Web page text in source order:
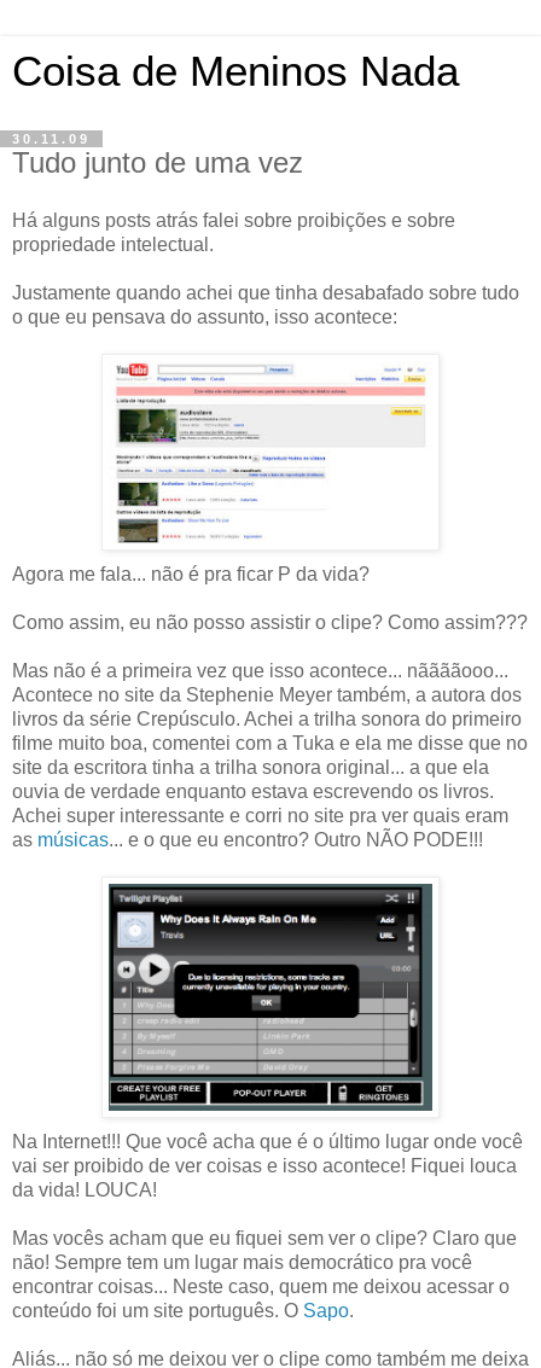
Coisa de Meninos Nada
30.11.09
Tudo junto de uma vez
Há alguns posts atrás falei sobre proibições e sobre
propriedade intelectual.
Justamente quando achei que tinha desabafado sobre tudo
o que eu pensava do assunto, isso acontece:
Agora me fala... não é pra ficar P da vida?
Como assim, eu não posso assistir o clipe? Como assim???
Mas não é a primeira vez que isso acontece... nããããooo...
Acontece no site da Stephenie Meyer também, a autora dos
livros da série Crepúsculo. Achei a trilha sonora do primeiro
filme muito boa, comentei com a Tuka e ela me disse que no
site da escritora tinha a trilha sonora original... a que ela
ouvia de verdade enquanto estava escrevendo os livros.
Achei super interessante e corri no site pra ver quais eram
as músicas... e o que eu encontro? Outro NÃO PODE!!!
Na Internet!!! Que você acha que é o último lugar onde você
vai ser proibido de ver coisas e isso acontece! Fiquei louca
da vida! LOUCA!
Mas vocês acham que eu fiquei sem ver o clipe? Claro que
não! Sempre tem um lugar mais democrático pra você
encontrar coisas... Neste caso, quem me deixou acessar o
conteúdo foi um site português. O Sapo.
Aliás... não só me deixou ver o clipe como também me deixa